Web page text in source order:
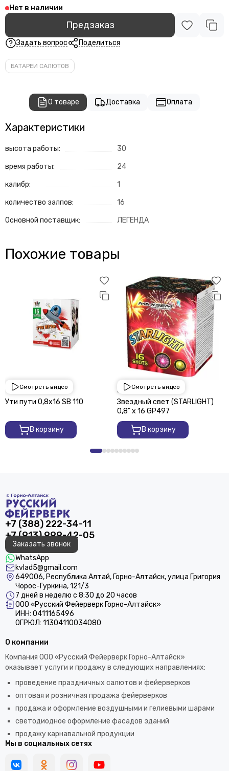
Нет в наличии
Предзаказ
Задать вопрос Поделиться
БАТАРЕИ САЛЮТОВ
О товаре Доставка Оплата
Характеристики
высота работы: 30
время работы: 24
калибр: 1
количество залпов: 16
Основной поставщик: ЛЕГЕНДА
Похожие товары
Смотреть видео
1 950 ₽
Ути пути 0,8х16 SВ 110
В корзину
Смотреть видео
2 250 ₽
Звездный свет (STARLIGHT)
0,8" х 16 GP497
В корзину
+7 (388) 222-34-11
+7 (913) 999-42-05
Заказать звонок
WhatsApp
kvlad5@gmail.com
649006, Республика Алтай, Горно-Алтайск, улица Григория
Чорос-Гуркина, 121/3
7 дней в неделю с 8:30 до 20 часов
ООО «Русский Фейерверк Горно-Алтайск»
ИНН: 0411165496
ОГРЮЛ: 11304110034080
О компании
Компания ООО «Русский Фейерверк Горно-Алтайск»
оказывает услуги и продажу в следующих направлениях:
проведение праздничных салютов и фейерверков
оптовая и розничная продажа фейерверков
продажа и оформление воздушными и гелиевыми шарами
светодиодное оформление фасадов зданий
продажу карнавальной продукции
Мы в социальных сетях